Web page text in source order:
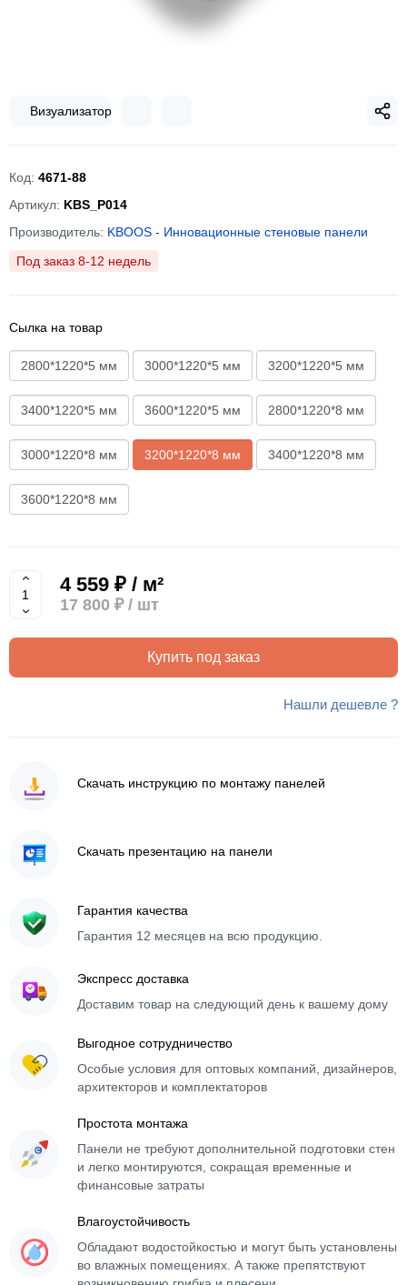
Визуализатор
Код: 4671-88
Артикул: KBS_P014
Производитель: KBOOS - Инновационные стеновые панели
Под заказ 8-12 недель
Сылка на товар
2800*1220*5 мм 3000*1220*5 мм 3200*1220*5 мм
3400*1220*5 мм 3600*1220*5 мм 2800*1220*8 мм
3000*1220*8 мм 3200*1220*8 мм 3400*1220*8 мм
3600*1220*8 мм
4 559 ₽ / м²
17 800 ₽/ шт
Купить под заказ
Нашли дешевле ?
Скачать инструкцию по монтажу панелей
Скачать презентацию на панели
Гарантия качества
Гарантия 12 месяцев на всю продукцию.
Экспресс доставка
Доставим товар на следующий день к вашему дому
Выгодное сотрудничество
Особые условия для оптовых компаний, дизайнеров,
архитекторов и комплектаторов
Простота монтажа
Панели не требуют дополнительной подготовки стен
и легко монтируются, сокращая временные и
финансовые затраты
Влагоустойчивость
Обладают водостойкостью и могут быть установлены
во влажных помещениях. А также препятствуют